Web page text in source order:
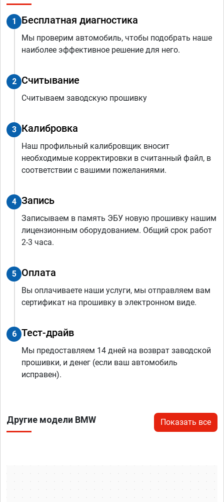
1 Бесплатная диагностика
Мы проверим автомобиль, чтобы подобрать наше
наиболее эффективное решение для него.
2 Считывание
Считываем заводскую прошивку
3 Калибровка
Наш профильный калибровщик вносит
необходимые корректировки в считанный файл, в
соответствии с вашими пожеланиями.
4 Запись
Записываем в память ЭБУ новую прошивку нашим
лицензионным оборудованием. Общий срок работ
2-3 часа.
5 Оплата
Вы оплачиваете наши услуги, мы отправляем вам
сертификат на прошивку в электронном виде.
6 Тест-драйв
Мы предоставляем 14 дней на возврат заводской
прошивки, и денег (если ваш автомобиль
исправен).
Другие модели BMW Показать все